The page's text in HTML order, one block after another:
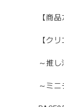
【商
【ク
～推し
～ミニ